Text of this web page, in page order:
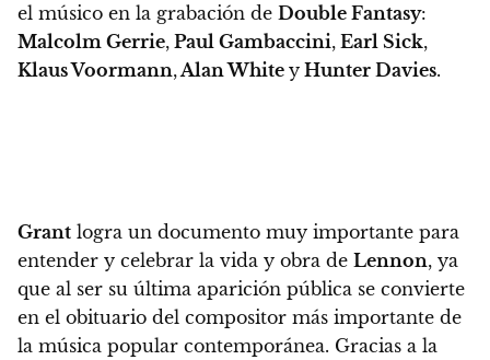
el músico en la grabación de Double Fantasy:
Malcolm Gerrie, Paul Gambaccini, Earl Sick,
Klaus Voormann, Alan White y Hunter Davies.
Grant logra un documento muy importante para
entender y celebrar la vida y obra de Lennon, ya
que al ser su última aparición pública se convierte
en el obituario del compositor más importante de
la música popular contemporánea. Gracias a la